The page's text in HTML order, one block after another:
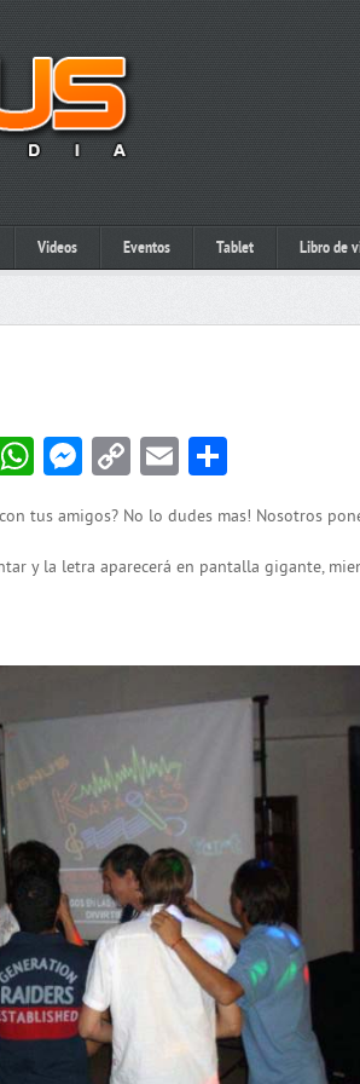
Videos Eventos Tablet Libro de
WhatsApp
Messenger
CopyEmail
tus amigos? No lo dudes mas! Nosotros
y la letra aparecerá en pantalla gigante,